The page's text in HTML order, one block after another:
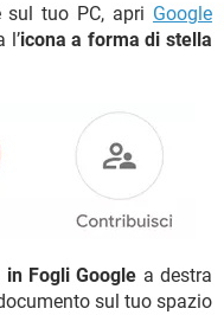
sul tuo PC, apri Google
l’icona a forma di stella
in Fogli Google a destra
sul tuo spazio